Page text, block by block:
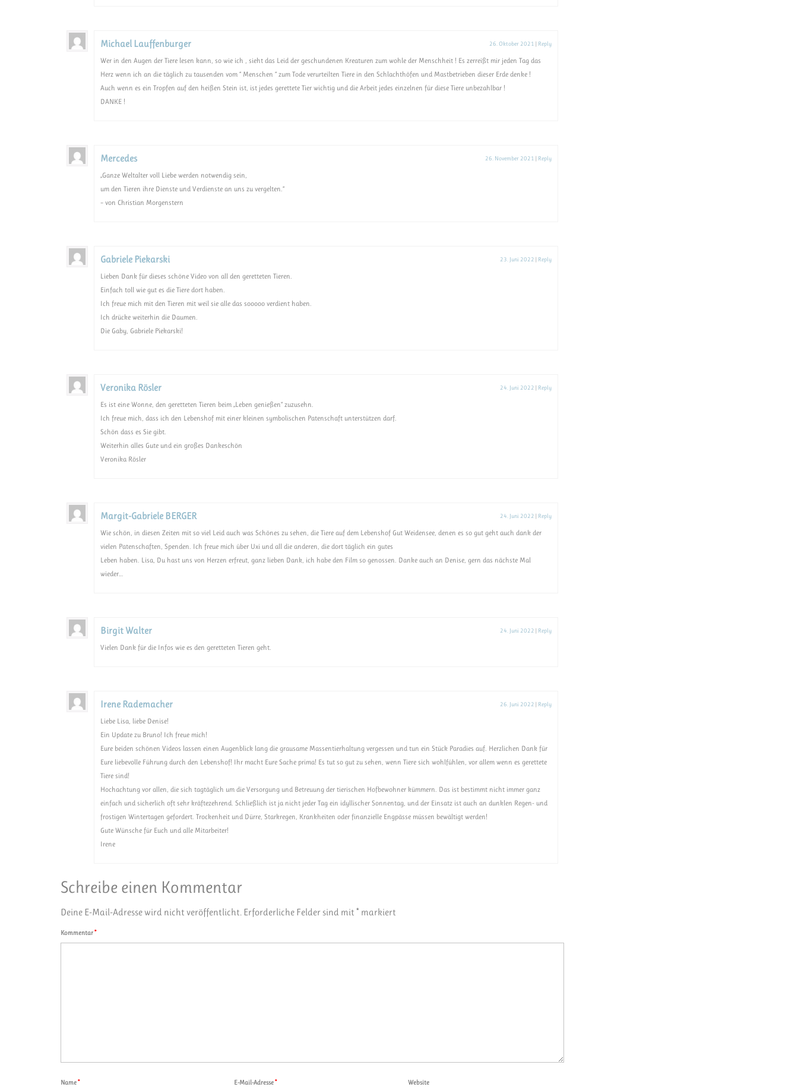
Michael Lauffenburger 26. Oktober 2021 | Reply
Wer in den Augen der Tiere lesen kann, so wie ich , sieht das Leid der geschundenen Kreaturen zum wohle der Menschheit ! Es zerreißt mir jeden Tag das
Herz wenn ich an die täglich zu tausenden vom “ Menschen “ zum Tode verurteilten Tiere in den Schlachthöfen und Mastbetrieben dieser Erde denke !
Auch wenn es ein Tropfen auf den heißen Stein ist, ist jedes gerettete Tier wichtig und die Arbeit jedes einzelnen für diese Tiere unbezahlbar !
DANKE !
Mercedes 26. November 2021 | Reply
„Ganze Weltalter voll Liebe werden notwendig sein,
um den Tieren ihre Dienste und Verdienste an uns zu vergelten.“
– von Christian Morgenstern
Gabriele Piekarski 23. Juni 2022 | Reply
Lieben Dank für dieses schöne Video von all den geretteten Tieren.
Einfach toll wie gut es die Tiere dort haben.
Ich freue mich mit den Tieren mit weil sie alle das sooooo verdient haben.
Ich drücke weiterhin die Daumen.
Die Gaby, Gabriele Piekarski!
Veronika Rösler 24. Juni 2022 | Reply
Es ist eine Wonne, den geretteten Tieren beim „Leben genießen“ zuzusehn.
Ich freue mich, dass ich den Lebenshof mit einer kleinen symbolischen Patenschaft unterstützen darf.
Schön dass es Sie gibt.
Weiterhin alles Gute und ein großes Dankeschön
Veronika Rösler
Margit-Gabriele BERGER 24. Juni 2022 | Reply
Wie schön, in diesen Zeiten mit so viel Leid auch was Schönes zu sehen, die Tiere auf dem Lebenshof Gut Weidensee, denen es so gut geht auch dank der
vielen Patenschaften, Spenden. Ich freue mich über Uxi und all die anderen, die dort täglich ein gutes
Leben haben. Lisa, Du hast uns von Herzen erfreut, ganz lieben Dank, ich habe den Film so genossen. Danke auch an Denise, gern das nächste Mal
wieder…
Birgit Walter 24. Juni 2022 | Reply
Vielen Dank für die Infos wie es den geretteten Tieren geht.
Irene Rademacher 26. Juni 2022 | Reply
Liebe Lisa, liebe Denise!
Ein Update zu Bruno! Ich freue mich!
Eure beiden schönen Videos lassen einen Augenblick lang die grausame Massentierhaltung vergessen und tun ein Stück Paradies auf. Herzlichen Dank für
Eure liebevolle Führung durch den Lebenshof! Ihr macht Eure Sache prima! Es tut so gut zu sehen, wenn Tiere sich wohlfühlen, vor allem wenn es gerettete
Tiere sind!
Hochachtung vor allen, die sich tagtäglich um die Versorgung und Betreuung der tierischen Hofbewohner kümmern. Das ist bestimmt nicht immer ganz
einfach und sicherlich oft sehr kräftezehrend. Schließlich ist ja nicht jeder Tag ein idyllischer Sonnentag, und der Einsatz ist auch an dunklen Regen- und
frostigen Wintertagen gefordert. Trockenheit und Dürre, Starkregen, Krankheiten oder finanzielle Engpässe müssen bewältigt werden!
Gute Wünsche für Euch und alle Mitarbeiter!
Irene
Schreibe einen Kommentar
Deine E-Mail-Adresse wird nicht veröffentlicht. Erforderliche Felder sind mit * markiert
Kommentar*
Name* E-Mail-Adresse* Website